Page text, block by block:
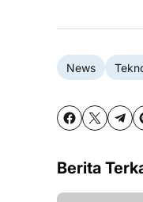
News
Berita